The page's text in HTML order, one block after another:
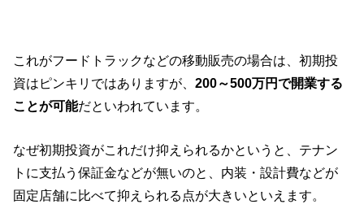
これがフードトラックなどの移動販売の場合は、初期投
資はピンキリではありますが、200～500万円で開業する
ことが可能だといわれています。
なぜ初期投資がこれだけ抑えられるかというと、テナン
トに支払う保証金などが無いのと、内装・設計費などが
固定店舗に比べて抑えられる点が大きいといえます。